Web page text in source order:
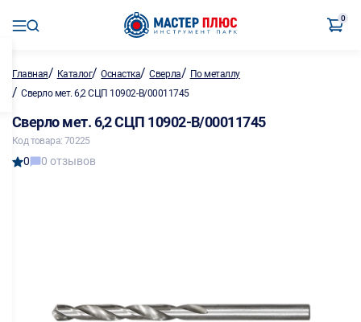
0
Главная/ Каталог/Оснастка/Сверла/ По металлу
/ Сверло мет. 6,2 СЦП 10902-B/00011745
Сверло мет. 6,2 СЦП 10902-B/00011745
Код товара: 70225
0 0 отзывов